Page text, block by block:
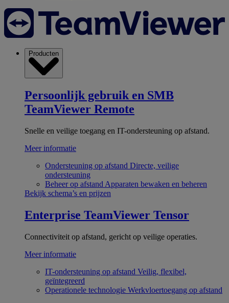
Producten
Persoonlijk gebruik en SMB
TeamViewer Remote
Snelle en veilige toegang en IT-ondersteuning op afstand.
Meer informatie
Ondersteuning op afstand Directe, veilige
ondersteuning
Beheer op afstand Apparaten bewaken en beheren
Bekijk schema’s en prijzen
Enterprise TeamViewer Tensor
Connectiviteit op afstand, gericht op veilige operaties.
Meer informatie
IT-ondersteuning op afstand Veilig, flexibel,
geïntegreerd
Operationele technologie Werkvloertoegang op afstand